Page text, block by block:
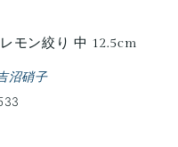
モン絞り 中 12.5cm
沼硝子